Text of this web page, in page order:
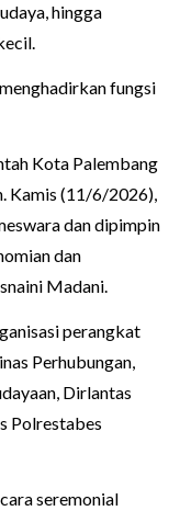
hingga
fungsi
Kota Palembang
Kamis (11/6/2026),
dan dipimpin
dan
Madani.
perangkat
Perhubungan,
Dirlantas
Polrestabes
seremonial